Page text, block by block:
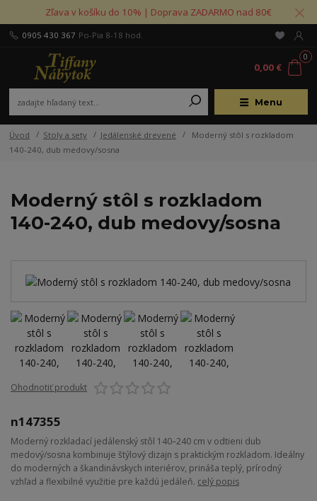
Zľava v košíku do 10% | Doprava ZADARMO nad 80€
Menu
0905 430 367 Po-Pia 8-18 hod.
0
0,00 €
Úvod Stoly a sety Jedálenské drevené
Moderný stôl s rozkladom
140-240, dub medovy/sosna
Moderný stôl s rozkladom
140-240, dub medovy/sosna
Ohodnotiť produkt
n147355
Moderný rozkladací jedálenský stôl 140–240 cm v odtieni dub
medový/sosna kombinuje štýlový dizajn s praktickým rozkladom. Ideálny
do moderných a škandinávskych interiérov, prináša teplý, prírodný
vzhľad a flexibilné využitie pre každú jedáleň. celý popis